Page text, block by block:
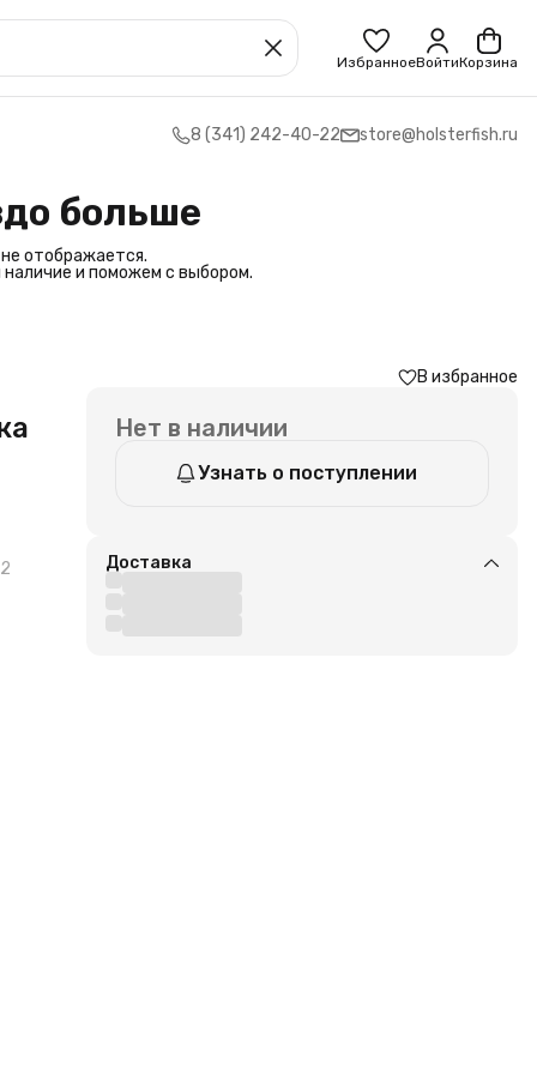
ИзбранноеВойтиКорзина
8 (341) 242-40-22 store@holsterfish.ru
больше
отображается.
и поможем с выбором.
В избранное
Нет в наличии
Узнать о поступлении
Доставка